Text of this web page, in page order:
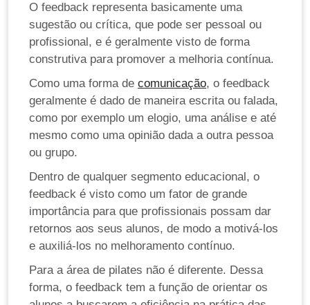
O feedback representa basicamente uma
sugestão ou crítica, que pode ser pessoal ou
profissional, e é geralmente visto de forma
construtiva para promover a melhoria contínua.
Como uma forma de comunicação, o feedback
geralmente é dado de maneira escrita ou falada,
como por exemplo um elogio, uma análise e até
mesmo como uma opinião dada a outra pessoa
ou grupo.
Dentro de qualquer segmento educacional, o
feedback é visto como um fator de grande
importância para que profissionais possam dar
retornos aos seus alunos, de modo a motivá-los
e auxiliá-los no melhoramento contínuo.
Para a área de pilates não é diferente. Dessa
forma, o feedback tem a função de orientar os